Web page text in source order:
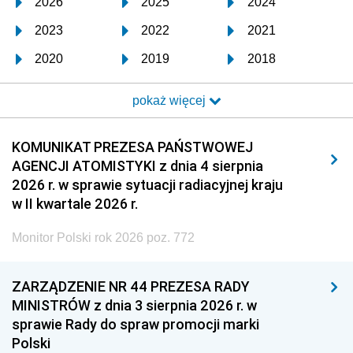
2023 2022 2021
2020 2019 2018
2017 2016 2015
2014 2013 2012
2011 2010 2009
2008 2007 2006
2005
1996 1995 1994
1993 1992 1991
1990
pokaż więcej
KOMUNIKAT PREZESA PAŃSTWOWEJ
AGENCJI ATOMISTYKI z dnia 4 sierpnia
2026 r. w sprawie sytuacji radiacyjnej kraju
w II kwartale 2026 r.
Monitor Polski rok 2026 poz. 772
ZARZĄDZENIE NR 44 PREZESA RADY
MINISTRÓW z dnia 3 sierpnia 2026 r. w
sprawie Rady do spraw promocji marki
Polski